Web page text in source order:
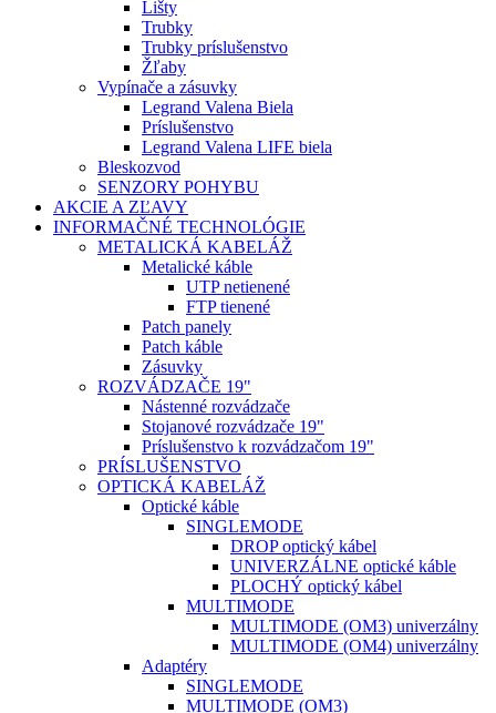
Lišty
Trubky
Trubky príslušenstvo
Žľaby
Vypínače a zásuvky
Legrand Valena Biela
Príslušenstvo
Legrand Valena LIFE biela
Bleskozvod
SENZORY POHYBU
AKCIE A ZĽAVY
INFORMAČNÉ TECHNOLÓGIE
METALICKÁ KABELÁŽ
Metalické káble
UTP netienené
FTP tienené
Patch panely
Patch káble
Zásuvky
ROZVÁDZAČE 19"
Nástenné rozvádzače
Stojanové rozvádzače 19"
Príslušenstvo k rozvádzačom 19"
PRÍSLUŠENSTVO
OPTICKÁ KABELÁŽ
Optické káble
SINGLEMODE
DROP optický kábel
UNIVERZÁLNE optické káble
PLOCHÝ optický kábel
MULTIMODE
MULTIMODE (OM3) univerzálny
MULTIMODE (OM4) univerzálny
Adaptéry
SINGLEMODE
MULTIMODE (OM3)